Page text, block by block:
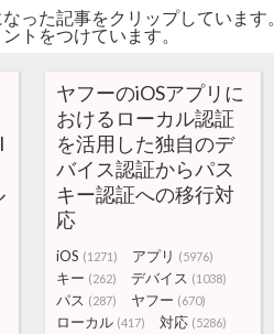
った記事をクリップしていま
トをつけています。
ヤフーのiOSアプリに
おけるローカル認証
を活用した独自のデ
バイス認証からパス
キー認証への移行対
応
iOS (1271) アプリ (5976)
キー (262) デバイス (1038)
パス (287) ヤフー (670)
ローカル (417) 対応 (5286)